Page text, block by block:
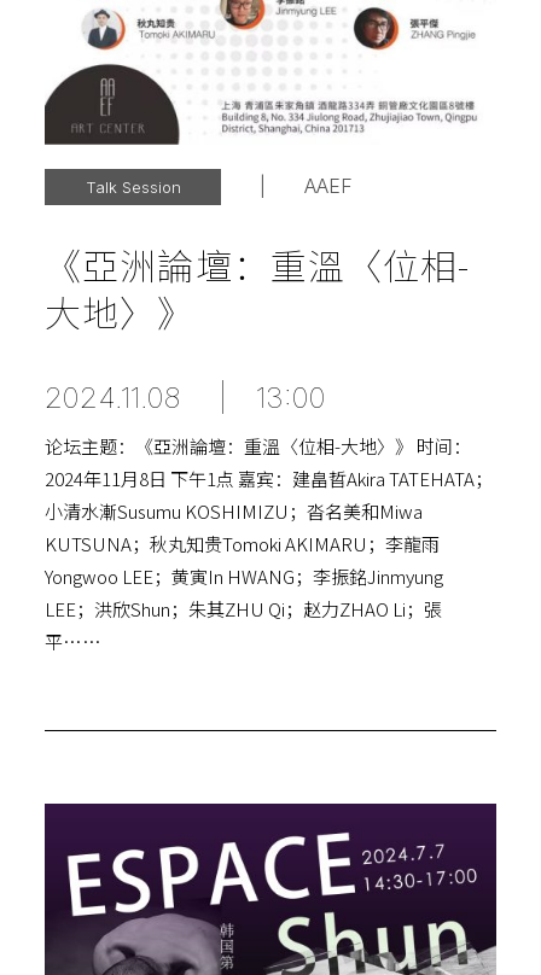
Talk Session AAEF
《亞洲論壇：重溫〈位相-
大地〉》
2024.11.08 13:00
论坛主题：《亞洲論壇：重溫〈位相-大地〉》 时间：
2024年11月8日 下午1点 嘉宾：建畠晢Akira TATEHATA；
小清水漸Susumu KOSHIMIZU；沓名美和Miwa
KUTSUNA；秋丸知贵Tomoki AKIMARU；李龍雨
Yongwoo LEE；黄寅In HWANG；李振銘Jinmyung
LEE；洪欣Shun；朱其ZHU Qi；赵力ZHAO Li；張
平……